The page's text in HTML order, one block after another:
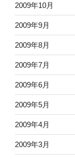
2009年10月
2009年9月
2009年8月
2009年7月
2009年6月
2009年5月
2009年4月
2009年3月